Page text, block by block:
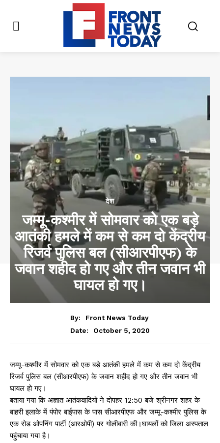
देश
जम्मू-कश्मीर में सोमवार को एक बड़े
आतंकी हमले में कम से कम दो केंद्रीय
रिजर्व पुलिस बल (सीआरपीएफ) के
जवान शहीद हो गए और तीन जवान भी
घायल हो गए।
By:
Front News Today
Date:
October 5, 2020
जम्मू-कश्मीर में सोमवार को एक बड़े आतंकी हमले में कम से कम दो केंद्रीय
रिजर्व पुलिस बल (सीआरपीएफ) के जवान शहीद हो गए और तीन जवान भी
घायल हो गए।
बताया गया कि अज्ञात आतंकवादियों ने दोपहर 12:50 बजे श्रीनगर शहर के
बाहरी इलाके में पंपोर बाईपास के पास सीआरपीएफ और जम्मू-कश्मीर पुलिस के
एक रोड ओपनिंग पार्टी (आरओपी) पर गोलीबारी की।घायलों को जिला अस्पताल
पहुंचाया गया है।